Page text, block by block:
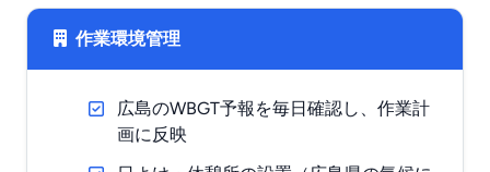
作業環境管理
広島のWBGT予報を毎日確認し、作業計
画に反映